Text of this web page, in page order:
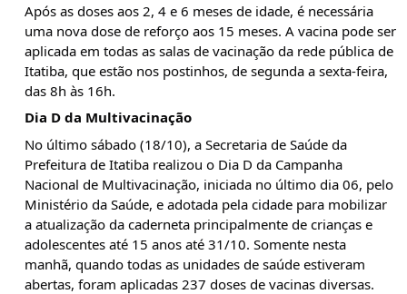
Após as doses aos 2, 4 e 6 meses de idade, é necessária
uma nova dose de reforço aos 15 meses. A vacina pode ser
aplicada em todas as salas de vacinação da rede pública de
Itatiba, que estão nos postinhos, de segunda a sexta-feira,
das 8h às 16h.
Dia D da Multivacinação
No último sábado (18/10), a Secretaria de Saúde da
Prefeitura de Itatiba realizou o Dia D da Campanha
Nacional de Multivacinação, iniciada no último dia 06, pelo
Ministério da Saúde, e adotada pela cidade para mobilizar
a atualização da caderneta principalmente de crianças e
adolescentes até 15 anos até 31/10. Somente nesta
manhã, quando todas as unidades de saúde estiveram
abertas, foram aplicadas 237 doses de vacinas diversas.